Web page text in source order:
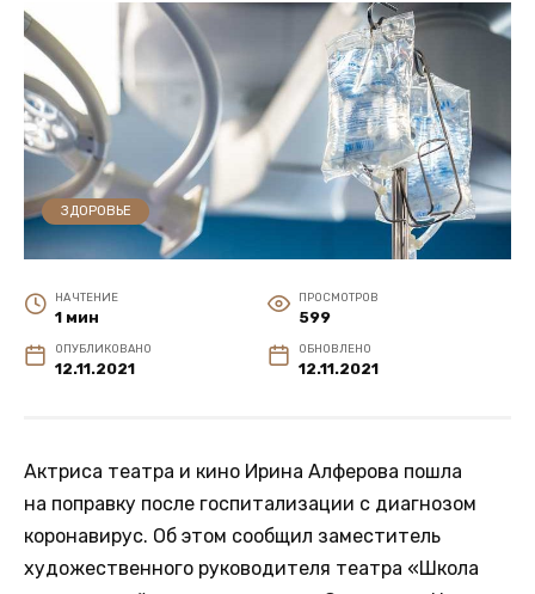
ЗДОРОВЬЕ
НА ЧТЕНИЕ
1 мин
ПРОСМОТРОВ
599
ОПУБЛИКОВАНО
12.11.2021
ОБНОВЛЕНО
12.11.2021
Актриса театра и кино Ирина Алферова пошла
на поправку после госпитализации с диагнозом
коронавирус. Об этом сообщил заместитель
художественного руководителя театра «Школа